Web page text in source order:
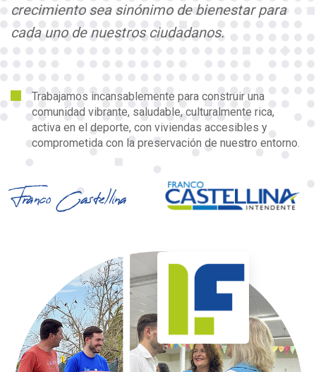
crecimiento sea sinónimo de bienestar para
cada uno de nuestros ciudadanos.
Trabajamos incansablemente para construir una
comunidad vibrante, saludable, culturalmente rica,
activa en el deporte, con viviendas accesibles y
comprometida con la preservación de nuestro entorno.
Franco Castellina